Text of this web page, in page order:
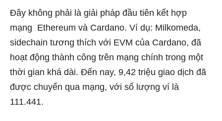
Đây không phải là giải pháp đầu tiên kết hợp
mạng Ethereum và Cardano. Ví dụ: Milkomeda,
sidechain tương thích với EVM của Cardano, đã
hoạt động thành công trên mạng chính trong một
thời gian khá dài. Đến nay, 9,42 triệu giao dịch đã
được chuyển qua mạng, với số lượng ví là
111.441.